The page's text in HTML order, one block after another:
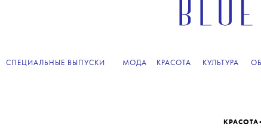
СПЕЦИАЛЬНЫЕ ВЫПУСКИ МОДА КРАСОТА КУЛЬТУРА
КРАСОТА•